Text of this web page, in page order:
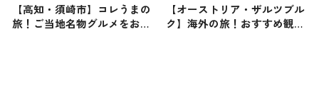
【高知・須崎市】コレうまの
旅！ご当地名物グルメをお届
【オーストリア・ザルツブル
ク】海外の旅！おすすめ観光